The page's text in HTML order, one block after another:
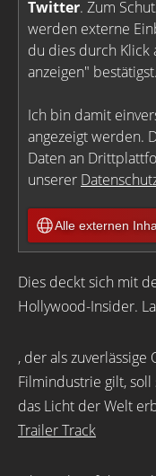
Twitter. Zum
werden externe
du dies durch Klick
anzeigen" bestätigst.
Ich bin damit
angezeigt werden.
Daten an
unserer
Alle externen
Dies deckt sich mit
Hollywood-Insider.
, der als
Filmindustrie gilt, soll
das Licht der Welt
Trailer Track